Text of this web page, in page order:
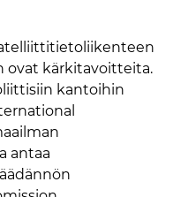
ovat kärkitavoitteita.
kantoihin
antaa